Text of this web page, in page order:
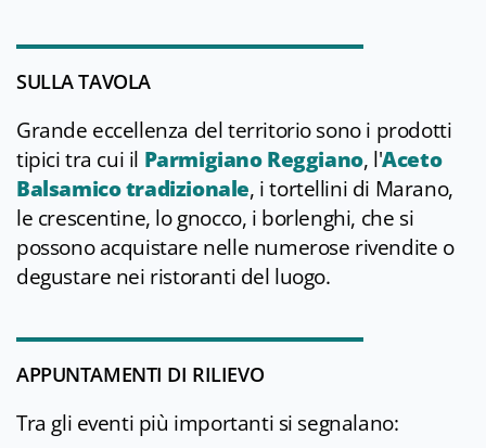
SULLA TAVOLA
Grande eccellenza del territorio sono i prodotti
tipici tra cui il Parmigiano Reggiano, l'Aceto
Balsamico tradizionale, i tortellini di Marano,
le crescentine, lo gnocco, i borlenghi, che si
possono acquistare nelle numerose rivendite o
degustare nei ristoranti del luogo.
APPUNTAMENTI DI RILIEVO
Tra gli eventi più importanti si segnalano: